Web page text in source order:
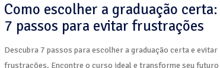
Como escolher a graduação certa:
7 passos para evitar frustrações
Descubra 7 passos para escolher a graduação certa e evitar
frustrações. Encontre o curso ideal e transforme seu futuro